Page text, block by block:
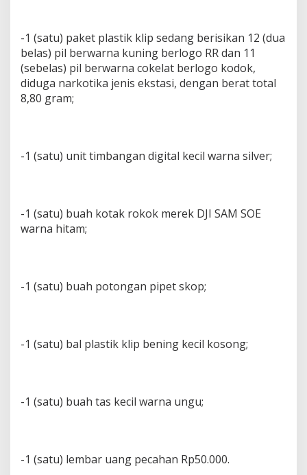
I
R
A
I
-1 (satu) paket plastik klip sedang berisikan 12 (dua
belas) pil berwarna kuning berlogo RR dan 11
(sebelas) pil berwarna cokelat berlogo kodok,
diduga narkotika jenis ekstasi, dengan berat total
8,80 gram;
-1 (satu) unit timbangan digital kecil warna silver;
-1 (satu) buah kotak rokok merek DJI SAM SOE
warna hitam;
-1 (satu) buah potongan pipet skop;
-1 (satu) bal plastik klip bening kecil kosong;
-1 (satu) buah tas kecil warna ungu;
-1 (satu) lembar uang pecahan Rp50.000.